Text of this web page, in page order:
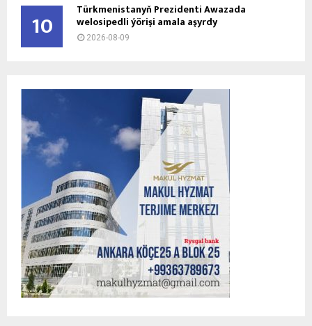
10 Türkmenistanyň Prezidenti Awazada
welosipedli ýörişi amala aşyrdy
2026-08-09